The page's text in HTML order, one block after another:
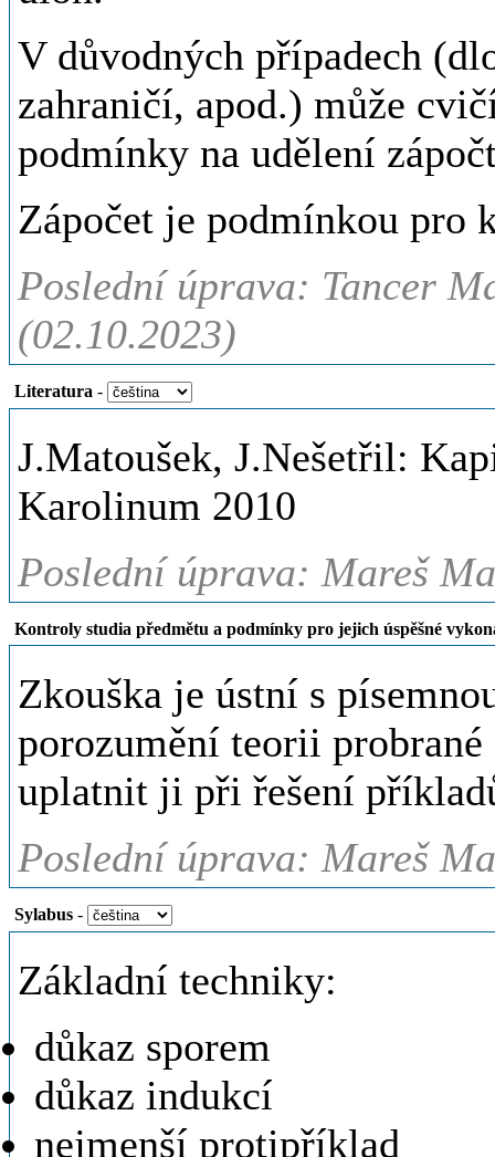
V důvodných případech
zahraničí, apod.) může
podmínky na udělení
Zápočet je podmínkou pro
Poslední úprava: Tancer
(02.10.2023)
Literatura -
J.Matoušek, J.Nešetřil:
Karolinum 2010
Poslední úprava: Mareš
Kontroly studia předmětu a podmínky pro jejich úspěšné
Zkouška je ústní s
porozumění teorii probrané
uplatnit ji při řešení
Poslední úprava: Mareš
Sylabus -
Základní techniky:
důkaz sporem
důkaz indukcí
nejmenší protipříklad